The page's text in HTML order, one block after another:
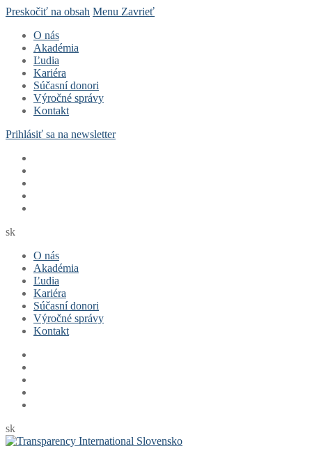
Preskočiť na obsah Menu Zavrieť
O nás
Akadémia
Ľudia
Kariéra
Súčasní donori
Výročné správy
Kontakt
Prihlásiť sa na newsletter
sk
O nás
Akadémia
Ľudia
Kariéra
Súčasní donori
Výročné správy
Kontakt
sk